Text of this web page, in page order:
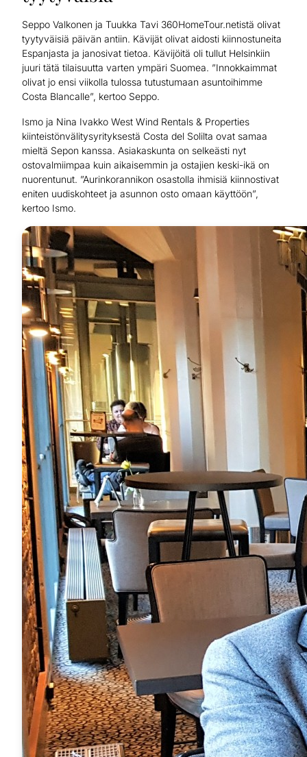
Seppo Valkonen ja Tuukka Tavi 360HomeTour.netistä olivat
tyytyväisiä päivän antiin. Kävijät olivat aidosti kiinnostuneita
Espanjasta ja janosivat tietoa. Kävijöitä oli tullut Helsinkiin
juuri tätä tilaisuutta varten ympäri Suomea. ”Innokkaimmat
olivat jo ensi viikolla tulossa tutustumaan asuntoihimme
Costa Blancalle”, kertoo Seppo.
Ismo ja Nina Ivakko West Wind Rentals & Properties
kiinteistönvälitysyrityksestä Costa del Solilta ovat samaa
mieltä Sepon kanssa. Asiakaskunta on selkeästi nyt
ostovalmiimpaa kuin aikaisemmin ja ostajien keski-ikä on
nuorentunut. ”Aurinkorannikon osastolla ihmisiä kiinnostivat
eniten uudiskohteet ja asunnon osto omaan käyttöön”,
kertoo Ismo.